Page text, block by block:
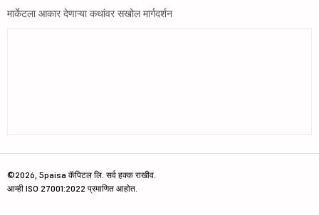
मार्केटला आकार देणाऱ्या कथांवर सखोल मार्गदर्शन
©2026, 5paisa कॅपिटल लि. सर्व हक्क राखीव.
आम्ही ISO 27001:2022 प्रमाणित आहोत.